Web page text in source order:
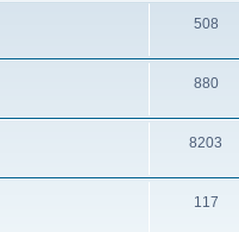
508
880
8203
117